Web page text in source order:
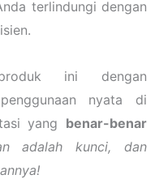
terlindungi dengan
ini dengan
nyata di
yang benar-benar
adalah kunci, dan